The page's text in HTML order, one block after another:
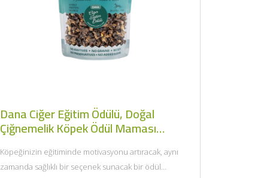
Dana Ciğer Eğitim Ödülü, Doğal
Çiğnemelik Köpek Ödül Maması
(100gr) - Baffs Naturals
Köpeğinizin eğitiminde motivasyonu artıracak, aynı
zamanda sağlıklı bir seçenek sunacak bir ödül